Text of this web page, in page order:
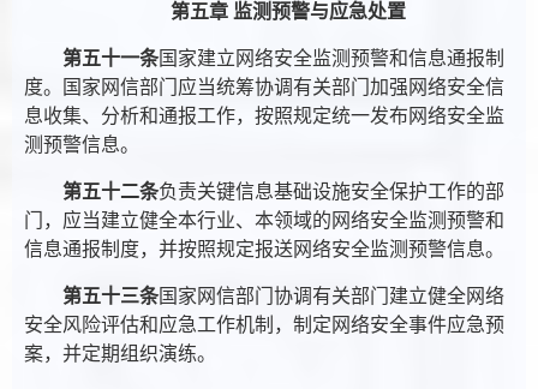
第五章 监测预警与应急处置
第五十一条国家建立网络安全监测预警和信息通报制
度。国家网信部门应当统筹协调有关部门加强网络安全信
息收集、分析和通报工作，按照规定统一发布网络安全监
测预警信息。
第五十二条负责关键信息基础设施安全保护工作的部
门，应当建立健全本行业、本领域的网络安全监测预警和
信息通报制度，并按照规定报送网络安全监测预警信息。
第五十三条国家网信部门协调有关部门建立健全网络
安全风险评估和应急工作机制，制定网络安全事件应急预
案，并定期组织演练。